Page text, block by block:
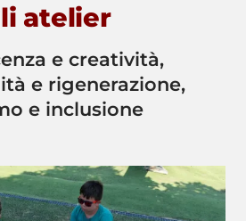
atelier
e creatività,
e rigenerazione,
e inclusione